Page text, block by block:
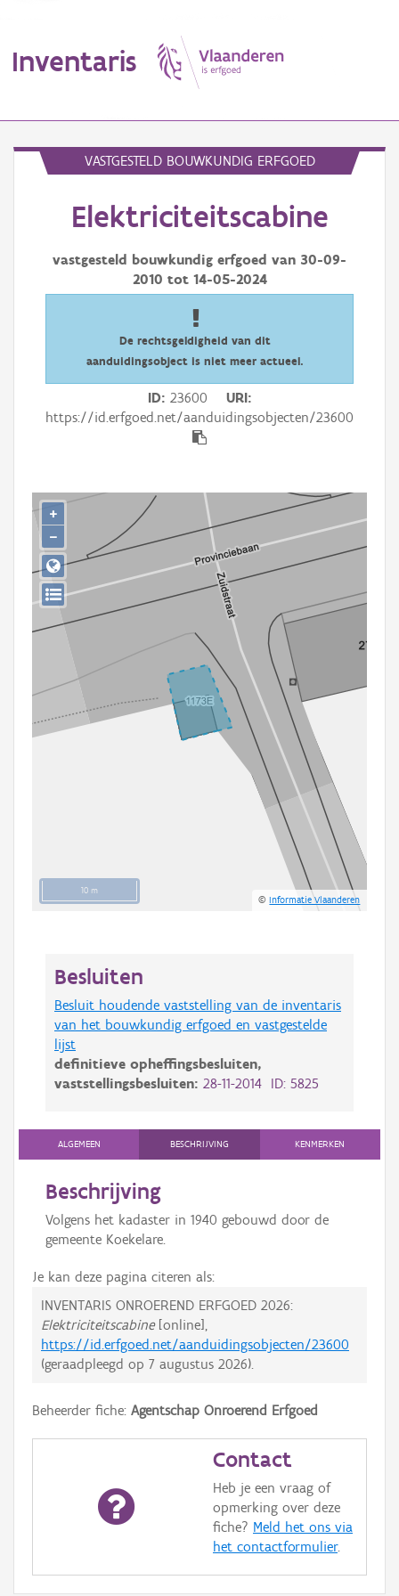
Inventaris
Erfgoedobject
Aanduidingsobject
Waarneming
Persoon of collectief
Aanmelden
VASTGESTELD BOUWKUNDIG ERFGOED
Elektriciteitscabine
vastgesteld bouwkundig erfgoed van 30-09-
2010 tot 14-05-2024
De rechtsgeldigheid van dit
aanduidingsobject is niet meer actueel.
ID 23600
URI
https://id.erfgoed.net/aanduidingsobjecten/23600
10 m
©Informatie Vlaanderen
+
−
Besluiten
Besluit houdende vaststelling van de inventaris
van het bouwkundig erfgoed en vastgestelde
lijst
definitieve opheffingsbesluiten,
vaststellingsbesluiten: 28-11-2014 ID: 5825
ALGEMEEN BESCHRIJVING KENMERKEN
Beschrijving
Volgens het kadaster in 1940 gebouwd door de
gemeente Koekelare.
Je kan deze pagina citeren als:
INVENTARIS ONROEREND ERFGOED 2026:
Elektriciteitscabine[online],
https://id.erfgoed.net/aanduidingsobjecten/23600
(geraadpleegd op 7 augustus 2026).
Beheerder fiche: Agentschap Onroerend Erfgoed
Contact
Heb je een vraag of
opmerking over deze
fiche? Meld het ons via
het contactformulier.